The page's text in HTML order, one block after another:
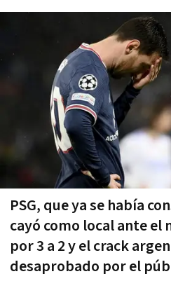
PSG, que ya se había
cayó como local ante
por 3 a 2 y el crack
desaprobado por el